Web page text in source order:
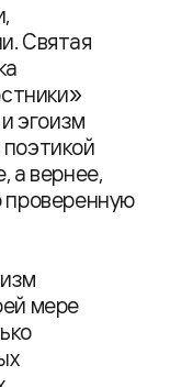
Святая
эгоизм
а вернее,
мере